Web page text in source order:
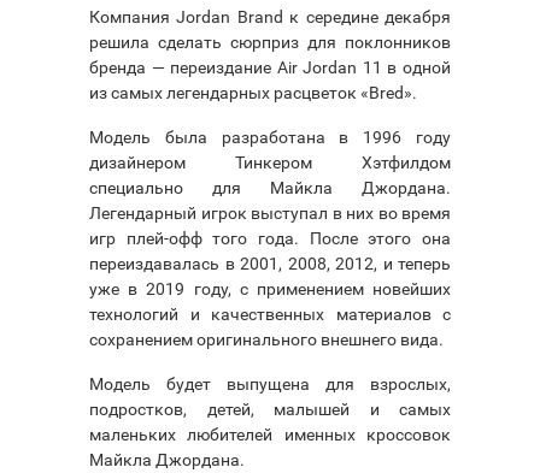
Компания Jordan Brand к середине декабря
решила сделать сюрприз для поклонников
бренда — переиздание Air Jordan 11 в одной
из самых легендарных расцветок «Bred».
Модель была разработана в 1996 году
дизайнером Тинкером Хэтфилдом
специально для Майкла Джордана.
Легендарный игрок выступал в них во время
игр плей-офф того года. После этого она
переиздавалась в 2001, 2008, 2012, и теперь
уже в 2019 году, с применением новейших
технологий и качественных материалов с
сохранением оригинального внешнего вида.
Модель будет выпущена для взрослых,
подростков, детей, малышей и самых
маленьких любителей именных кроссовок
Майкла Джордана.